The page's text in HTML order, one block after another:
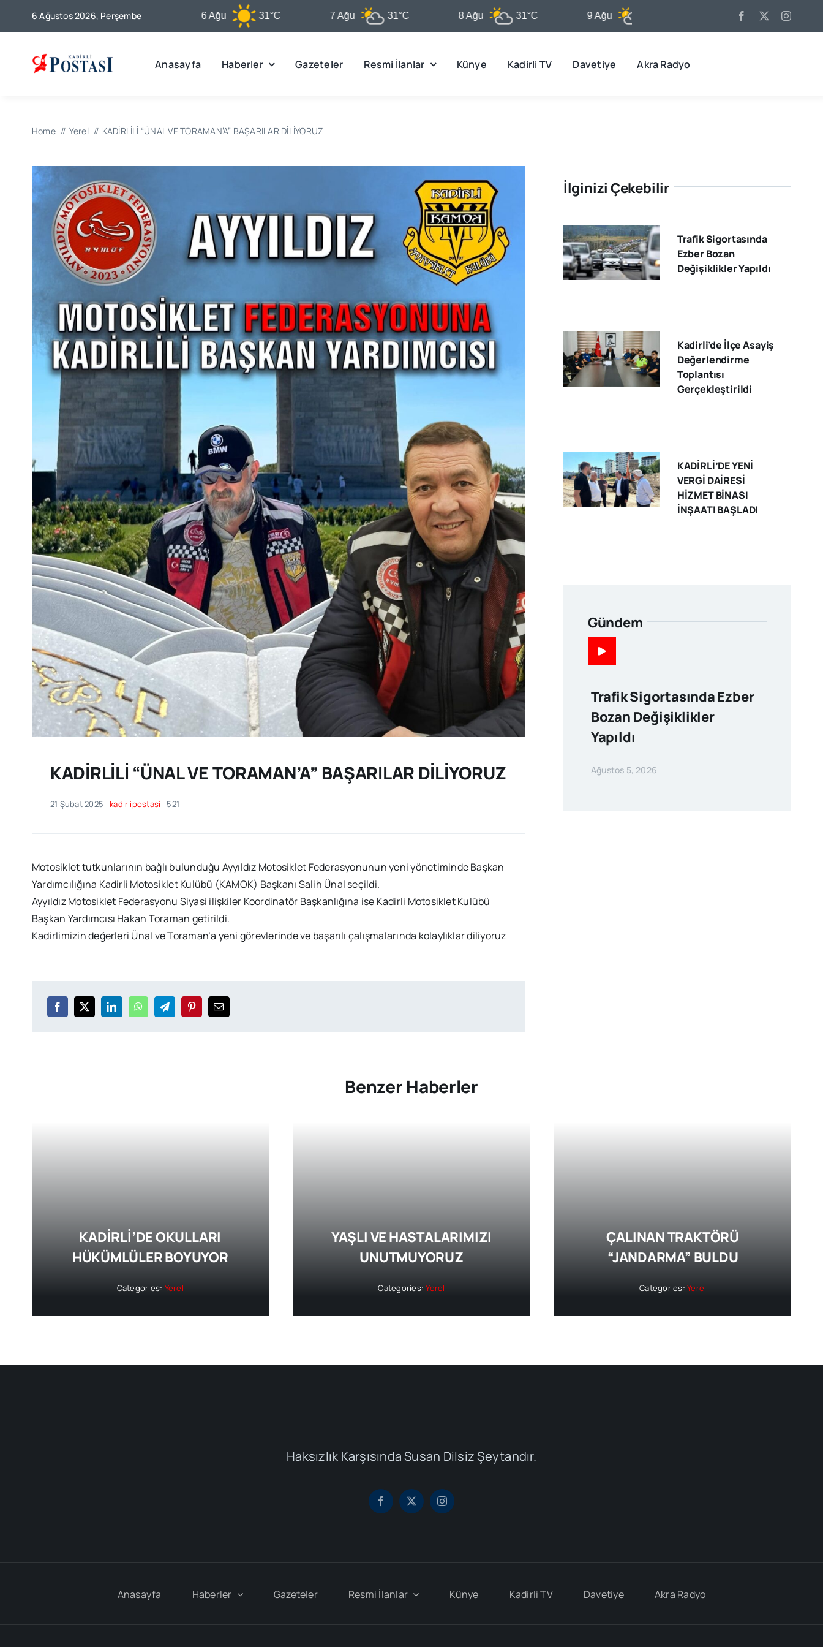
6 Ağustos 2026, Perşembe
Kadirli 31°C 31°C 31°C 31°C 32°C
Anasayfa Haberler Gazeteler Resmi İlanlar Künye Kadirli TV Davetiye Akra Radyo
Home Yerel KADİRLİLİ “ÜNAL VE TORAMAN’A” BAŞARILAR DİLİYORUZ
KADİRLİLİ “ÜNAL VE TORAMAN’A” BAŞARILAR DİLİYORUZ
21 Şubat 2025 kadirlipostasi 521
Motosiklet tutkunlarının bağlı bulunduğu Ayyıldız Motosiklet Federasyonunun yeni yönetiminde Başkan
Yardımcılığına Kadirli Motosiklet Kulübü (KAMOK) Başkanı Salih Ünal seçildi.
Ayyıldız Motosiklet Federasyonu Siyasi ilişkiler Koordinatör Başkanlığına ise Kadirli Motosiklet Kulübü
Başkan Yardımcısı Hakan Toraman getirildi.
Kadirlimizin değerleri Ünal ve Toraman’a yeni görevlerinde ve başarılı çalışmalarında kolaylıklar diliyoruz
İlginizi Çekebilir
Trafik Sigortasında
Ezber Bozan
Değişiklikler Yapıldı
Kadirli’de İlçe Asayiş
Değerlendirme
Toplantısı
Gerçekleştirildi
KADİRLİ’DE YENİ
VERGİ DAİRESİ
HİZMET BİNASI
İNŞAATI BAŞLADI
Gündem
Trafik Sigortasında Ezber
Bozan Değişiklikler
Yapıldı
Ağustos 5, 2026
Benzer Haberler
KADİRLİ’DE OKULLARI
HÜKÜMLÜLER BOYUYOR
Categories: Yerel
YAŞLI VE HASTALARIMIZI
UNUTMUYORUZ
Categories:Yerel
ÇALINAN TRAKTÖRÜ
“JANDARMA” BULDU
Categories:Yerel
Haksızlık Karşısında Susan Dilsiz Şeytandır.
Anasayfa Haberler Gazeteler Resmi İlanlar Künye Kadirli TV Davetiye Akra Radyo